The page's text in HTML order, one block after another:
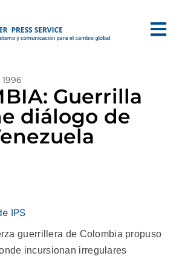
Guerrilla
diálogo de
IPS
guerrillera de Colombia propuso
incursionan irregulares